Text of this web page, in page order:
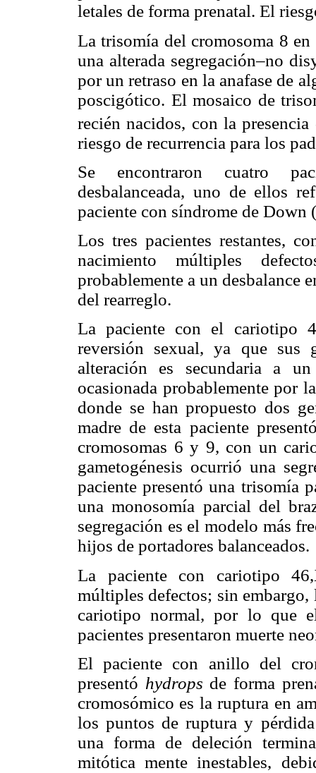
letales de forma prenatal. El
La trisomía del cromosoma 8
una alterada segregación–no
por un retraso en la anafase de
poscigótico. El mosaico de
recién nacidos, con la
riesgo de recurrencia para los
Se encontraron cuatro
desbalanceada, uno de ellos
paciente con síndrome de
Los tres pacientes restantes,
nacimiento múltiples
probablemente a un desbalance
del rearreglo.
La paciente con el cariotipo
reversión sexual, ya que sus
alteración es secundaria a
ocasionada probablemente por
donde se han propuesto dos
madre de esta paciente
cromosomas 6 y 9, con un
gametogénesis ocurrió una
paciente presentó una trisomía
una monosomía parcial del
segregación es el modelo más
hijos de portadores balanceados.
La paciente con cariotipo
múltiples defectos; sin embargo,
cariotipo normal, por lo que
pacientes presentaron muerte
El paciente con anillo del
presentó hydrops de forma
cromosómico es la ruptura en
los puntos de ruptura y
una forma de deleción
mitótica mente inestables,